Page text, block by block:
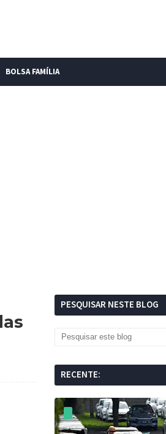
BOLSA FAMÍLIA
PESQUISAR NESTE BLOG
RECENTE: